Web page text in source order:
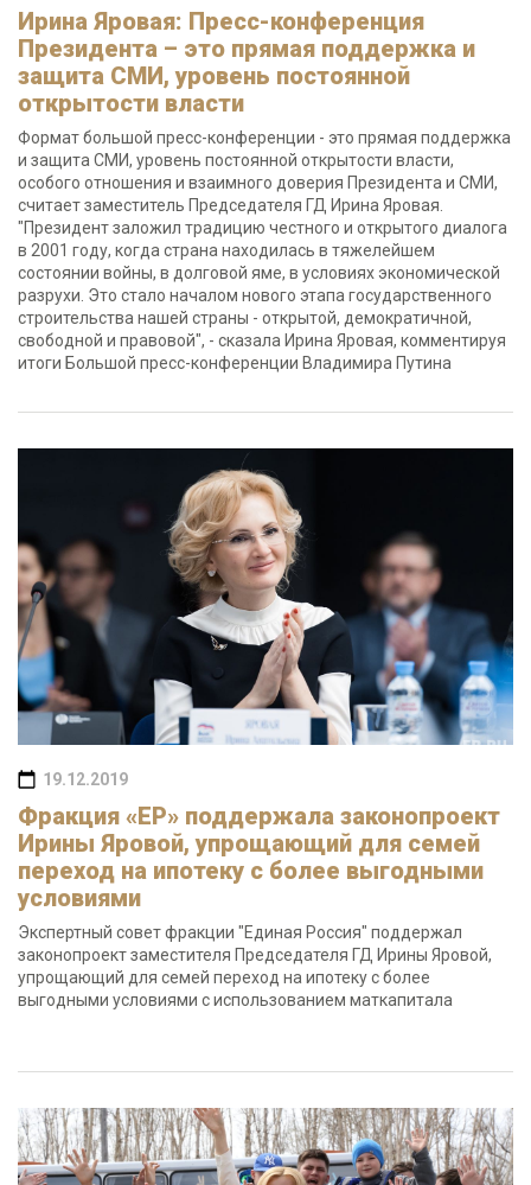
Ирина Яровая: Пресс-конференция
Президента – это прямая поддержка и
защита СМИ, уровень постоянной
открытости власти
Формат большой пресс-конференции - это прямая поддержка
и защита СМИ, уровень постоянной открытости власти,
особого отношения и взаимного доверия Президента и СМИ,
считает заместитель Председателя ГД Ирина Яровая.
"Президент заложил традицию честного и открытого диалога
в 2001 году, когда страна находилась в тяжелейшем
состоянии войны, в долговой яме, в условиях экономической
разрухи. Это стало началом нового этапа государственного
строительства нашей страны - открытой, демократичной,
свободной и правовой", - сказала Ирина Яровая, комментируя
итоги Большой пресс-конференции Владимира Путина
19.12.2019
Фракция «ЕР» поддержала законопроект
Ирины Яровой, упрощающий для семей
переход на ипотеку с более выгодными
условиями
Экспертный совет фракции "Единая Россия" поддержал
законопроект заместителя Председателя ГД Ирины Яровой,
упрощающий для семей переход на ипотеку с более
выгодными условиями с использованием маткапитала